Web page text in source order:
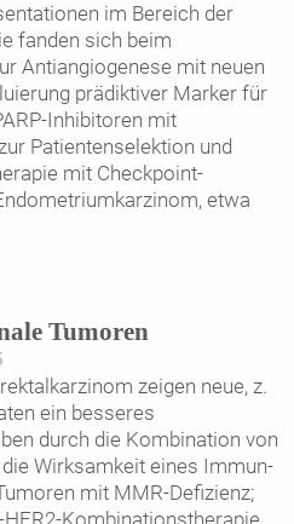
im Bereich der
fanden sich beim
Antiangiogenese mit neuen
prädiktiver Marker für
Inhibitoren mit
Patientenselektion und
mit Checkpoint-
etwa
Tumoren
zeigen neue, z.
ein besseres
durch die Kombination von
Wirksamkeit eines Immun-
mit MMR-Defizienz;